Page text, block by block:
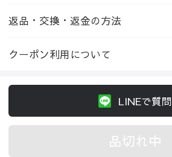
返品・交換・返金の方法
クーポン利用について
LINEで質問
品切れ中